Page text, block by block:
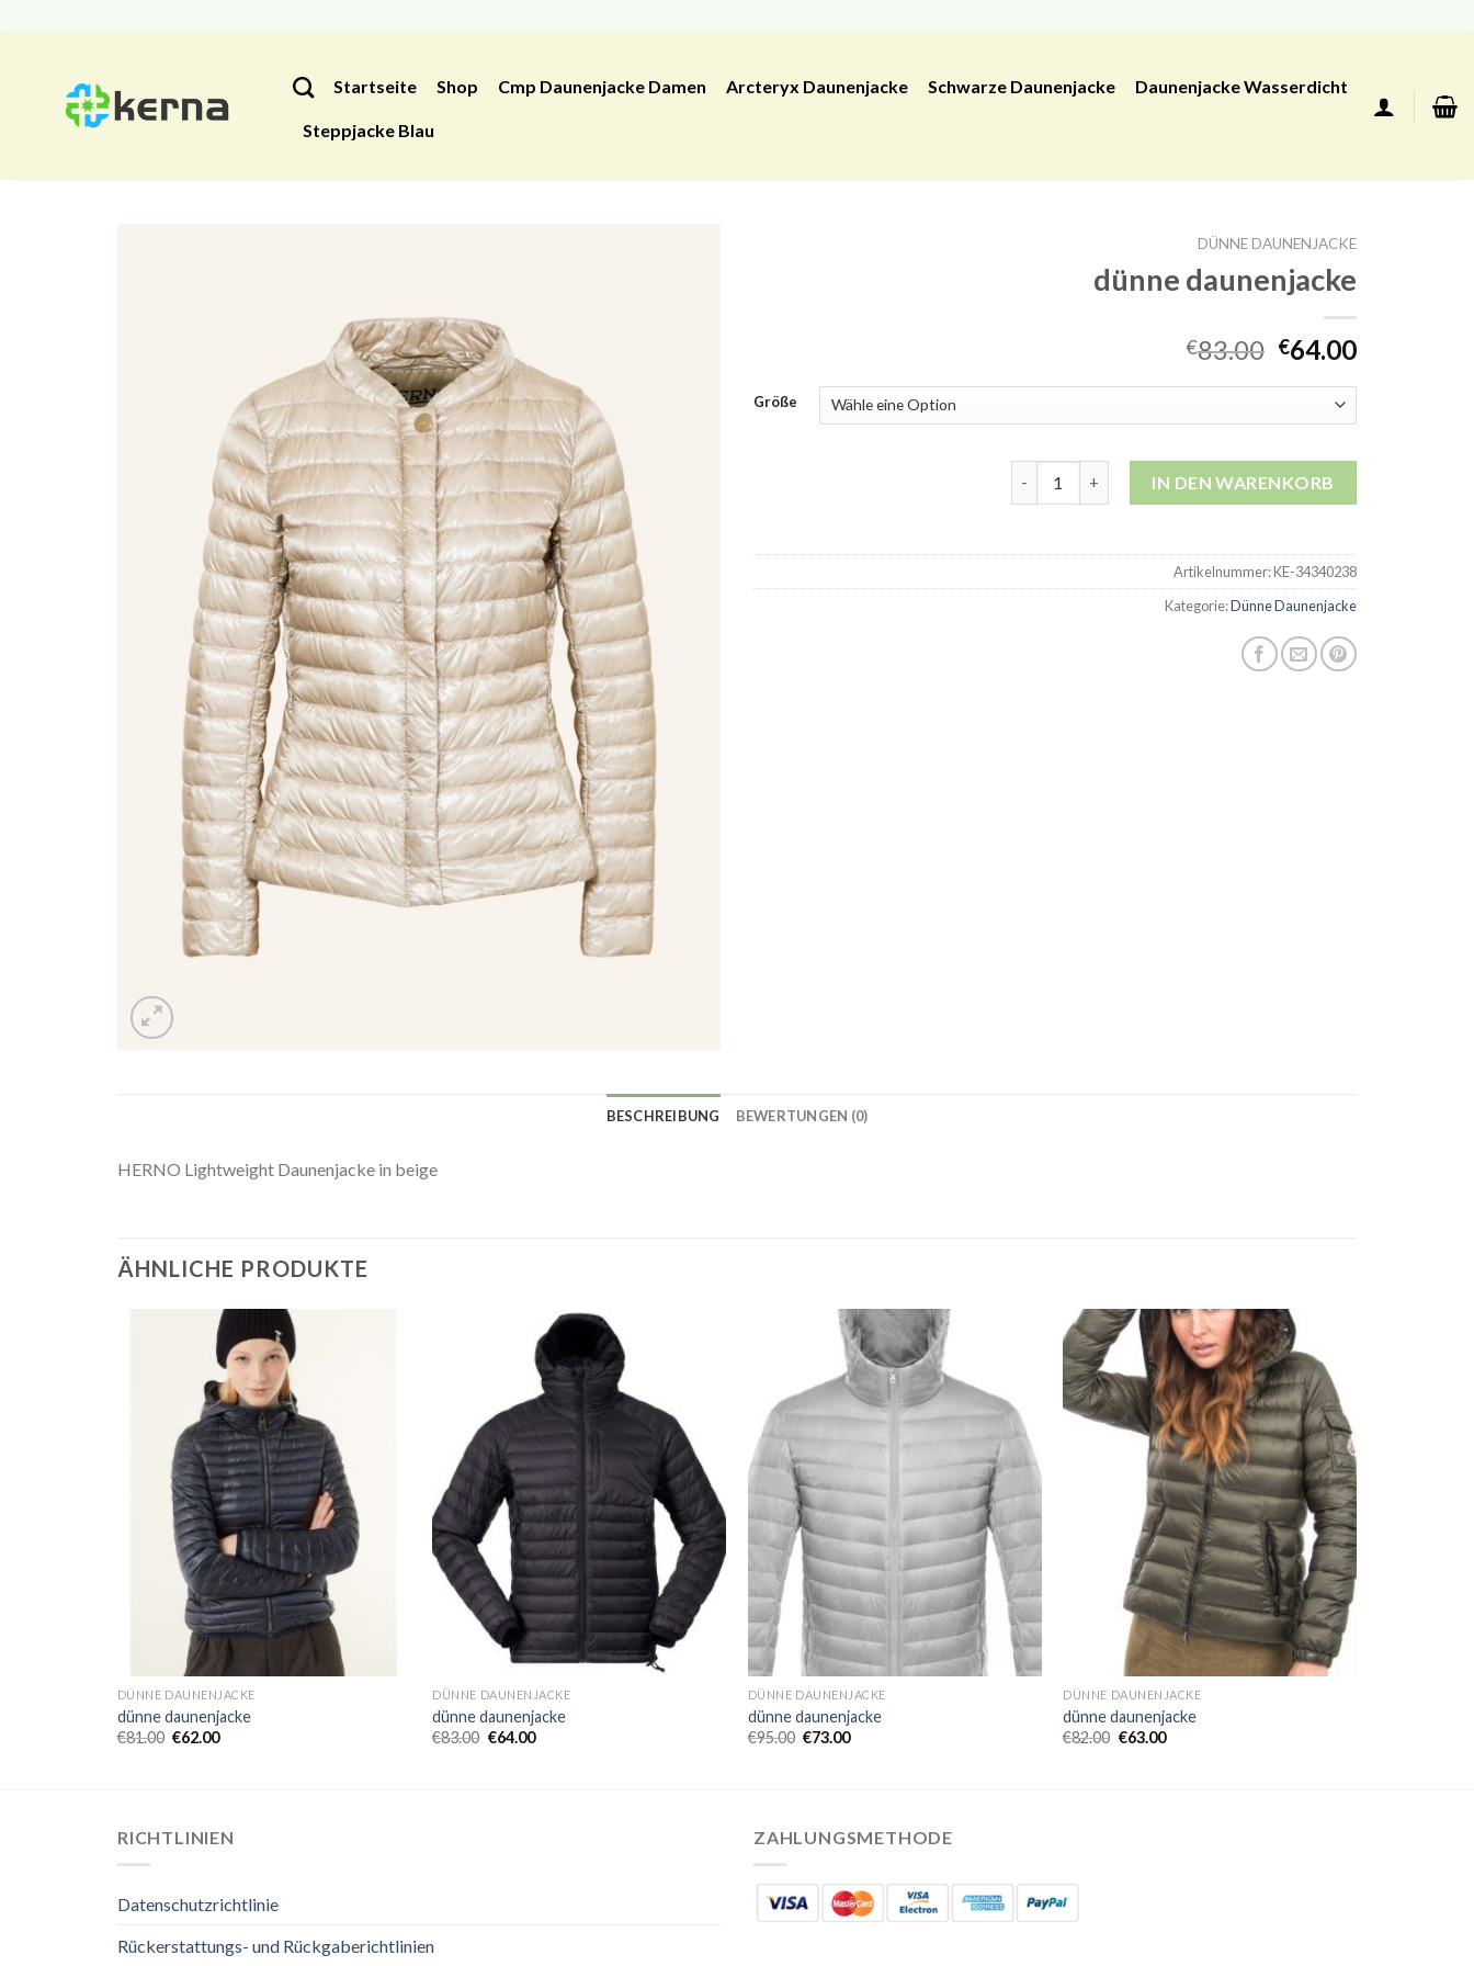
Startseite Shop Cmp Daunenjacke Damen Arcteryx Daunenjacke Schwarze Daunenjacke Daunenjacke Wasserdicht
Steppjacke Blau
DÜNNE DAUNENJACKE
dünne daunenjacke
€83.00 €64.00
Größe
IN DEN WARENKORB
Artikelnummer:KE-34340238
Kategorie:Dünne Daunenjacke
BESCHREIBUNG BEWERTUNGEN (0)
HERNO Lightweight Daunenjacke in beige
ÄHNLICHE PRODUKTE
DÜNNE DAUNENJACKE
dünne daunenjacke
€81.00 €62.00
DÜNNE DAUNENJACKE
dünne daunenjacke
€83.00 €64.00
DÜNNE DAUNENJACKE
dünne daunenjacke
€95.00 €73.00
DÜNNE DAUNENJACKE
dünne daunenjacke
€82.00 €63.00
RICHTLINIEN
Datenschutzrichtlinie
Rückerstattungs- und Rückgaberichtlinien
ZAHLUNGSMETHODE